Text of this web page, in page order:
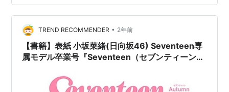
私の推しメンは、金村さんですが、小坂さんもお気に入
りです。 日向坂46のメンバーを見ると癒されます。 過
去の写真集とか見たくなりますね。 リンク 最近は、昔の
シングルもあらためて少しづつですが 購入し…
TREND RECOMMENDER • 2年前
【書籍】表紙 小坂菜緒(日向坂46) Seventeen専
属モデル卒業号『Seventeen（セブンティーン）